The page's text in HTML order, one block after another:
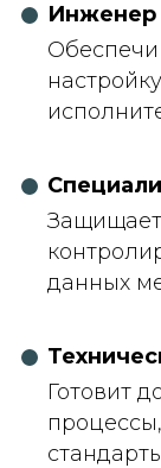
данных
Готовит